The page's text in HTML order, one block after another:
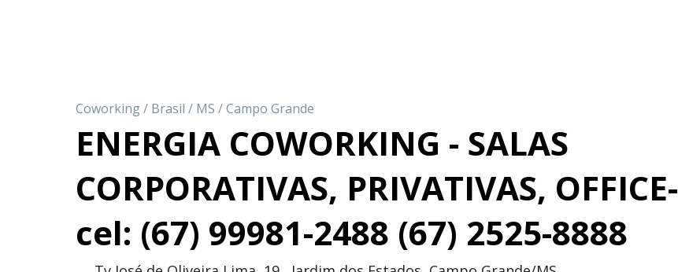
Coworking/ Brasil / MS /Campo Grande
ENERGIA COWORKING - SALAS
CORPORATIVAS, PRIVATIVAS, OFFICE-
cel: (67) 99981-2488 (67) 2525-8888